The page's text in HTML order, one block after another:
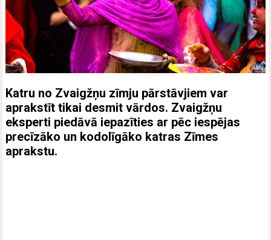
Katru no Zvaigžņu zīmju pārstāvjiem var
aprakstīt tikai desmit vārdos. Zvaigžņu
eksperti piedāvā iepazīties ar pēc iespējas
precīzāko un kodolīgāko katras Zīmes
aprakstu.